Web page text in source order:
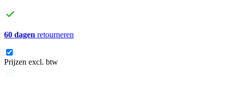
60 dagen retourneren
Prijzen excl. btw